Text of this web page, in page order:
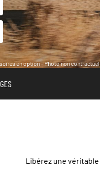
en option - Photo non
Libérez une véritable